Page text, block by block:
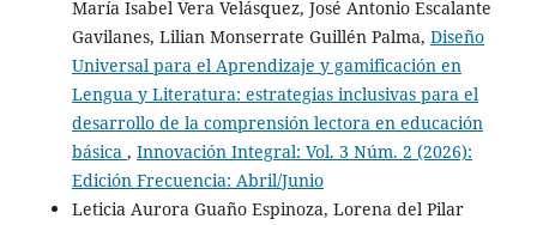
María Isabel Vera Velásquez, José Antonio Escalante
Gavilanes, Lilian Monserrate Guillén Palma, Diseño
Universal para el Aprendizaje y gamificación en
Lengua y Literatura: estrategias inclusivas para el
desarrollo de la comprensión lectora en educación
básica , Innovación Integral: Vol. 3 Núm. 2 (2026):
Edición Frecuencia: Abril/Junio
Leticia Aurora Guaño Espinoza, Lorena del Pilar